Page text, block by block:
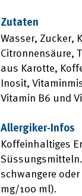
Zutaten
Wasser, Zucker,
Citronnensäure,
aus Karotte,
Inosit,
Vitamin B6 und
Allergiker-Infos
Koffeinhaltiges
schwangere
mg/100 ml).